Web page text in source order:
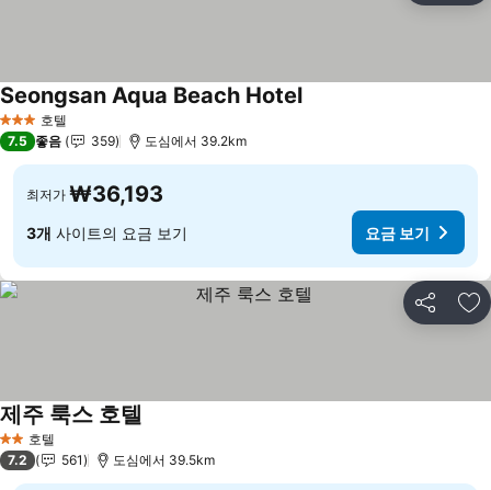
3 성급 호텔
Seongsan Aqua Beach Hotel
7.5 좋음 359 도심에서 39.2km
최저가 ₩36,193
3개 사이트의 요금 보기 요금 보기
공유 즐
2 성급호텔
제주 룩스 호텔
7.2 561 도심에서 39.5km